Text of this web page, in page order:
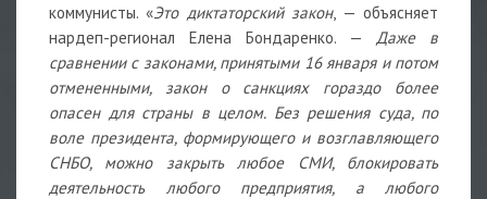
коммунисты.«Это диктаторский закон, — объясняет
нардеп-регионал Елена Бондаренко. — Даже в
сравнении с законами, принятыми 16 января и потом
отмененными, закон о санкциях гораздо более
опасен для страны в целом. Без решения суда, по
воле президента, формирующего и возглавляющего
СНБО, можно закрыть любое СМИ, блокировать
деятельность любого предприятия, а любого